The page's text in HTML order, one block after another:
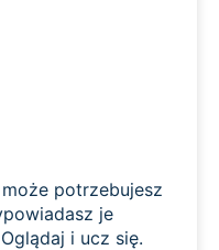
potrzebujesz
je
i ucz się.